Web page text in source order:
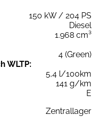
150 kW / 204 PS
Diesel
1.968 cm³
4 (Green)
WLTP:
5,4 l/100km
141 g/km
E
Zentrallager